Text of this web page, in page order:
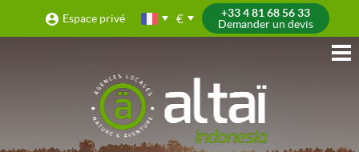
Espace privé €
+33 4 81 68 56 33
Demander un devis